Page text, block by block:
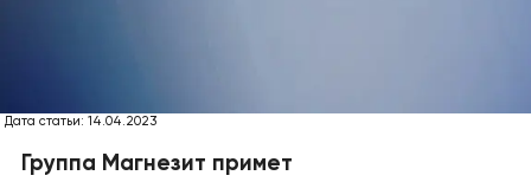
Группа Магнезит примет
Дата статьи: 14.04.2023